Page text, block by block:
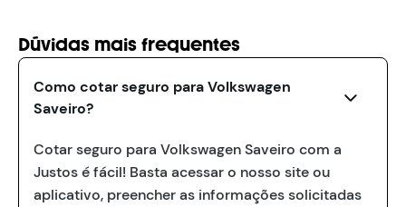
Dúvidas mais frequentes
Como cotar seguro para Volkswagen
Saveiro?
Cotar seguro para Volkswagen Saveiro com a
Justos é fácil! Basta acessar o nosso site ou
aplicativo, preencher as informações solicitadas